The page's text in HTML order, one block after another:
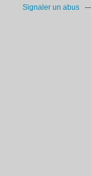
Signaler un abus